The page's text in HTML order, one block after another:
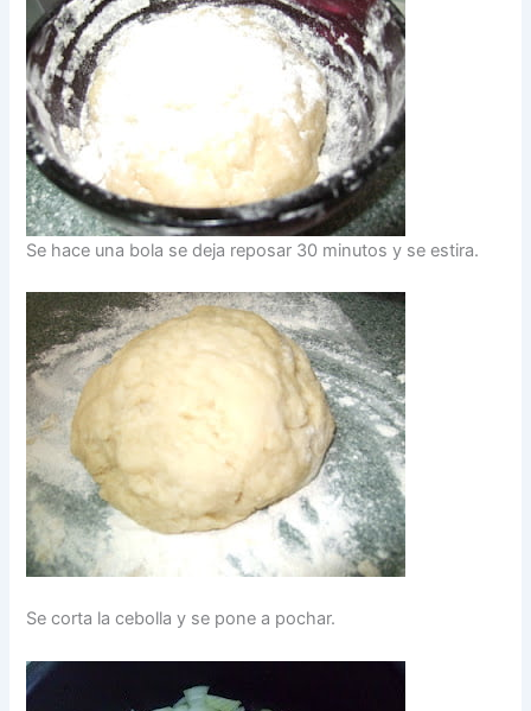
Se hace una bola se deja reposar 30 minutos y se estira.
Se corta la cebolla y se pone a pochar.